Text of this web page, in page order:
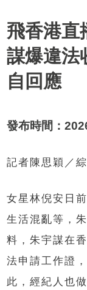
飛香港直
謀爆違
自回應
發布時間：
記者陳思穎／
女星林倪安日
生活混亂等，
料，朱宇謀在
法申請工作證
此，經紀人也